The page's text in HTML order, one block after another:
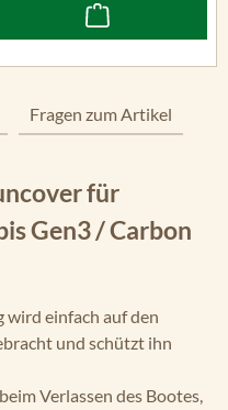
Fragen zum Artikel
für
Gen3 / Carbon
wird einfach auf den
und schützt ihn
Verlassen des Bootes,